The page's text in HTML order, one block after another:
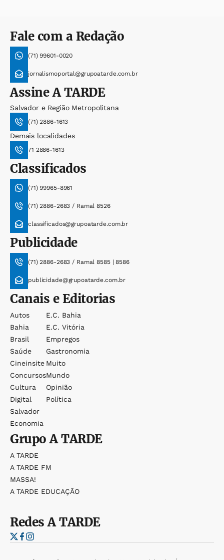
Fale com a Redação
(71) 99601-0020
jornalismoportal@grupoatarde.com.br
AssineA TARDE
Salvador e Região Metropolitana
(71) 2886-1613
Demais localidades
71 2886-1613
Classificados
(71) 99965-8961
(71) 2886-2683 / Ramal 8526
classificados@grupoatarde.com.br
Publicidade
(71) 2886-2683 / Ramal 8585 | 8586
publicidade@grupoatarde.com.br
Canais e Editorias
Autos
Bahia
Brasil
Saúde
Cineinsite
Concursos
Cultura
Digital
Salvador
Economia
E.c. Bahia
E.c. Vitória
Empregos
Gastronomia
Muito
Mundo
Opinião
Política
GrupoA TARDE
A TARDE
A TARDE FM
MASSA!
A TARDE EDUCAÇÃO
RedesA TARDE